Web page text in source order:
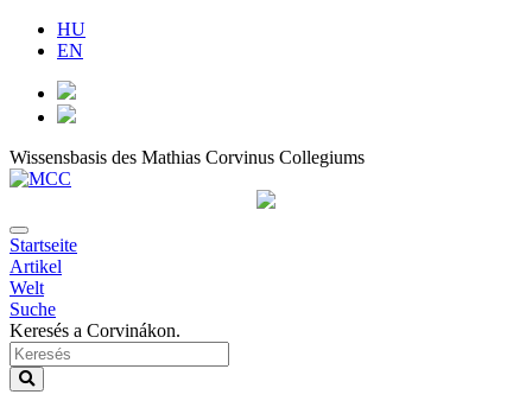
HU
EN
Wissensbasis des Mathias Corvinus Collegiums
Startseite
Artikel
Welt
Suche
Keresés a Corvinákon.